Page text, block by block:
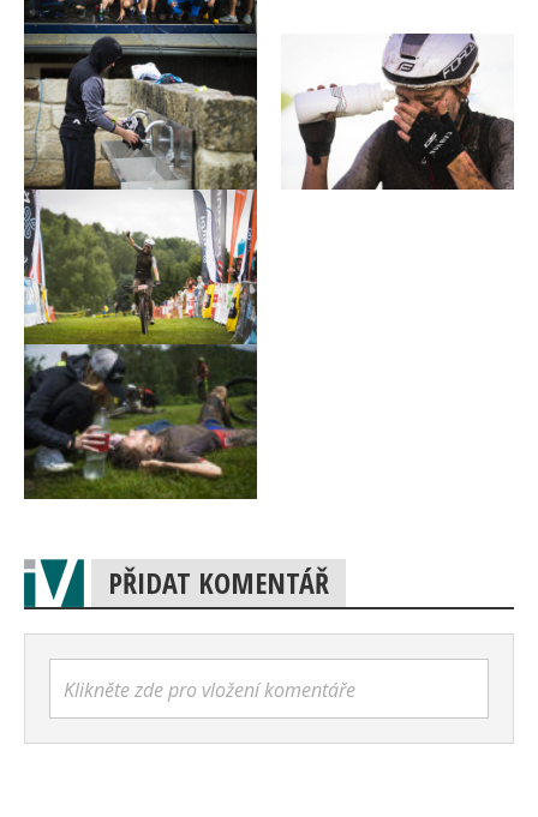
PŘIDAT KOMENTÁŘ
Klikněte zde pro vložení komentáře